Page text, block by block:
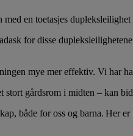
en toetasjes
for disse
mye mer effektiv. Vi har
stort gårdsrom i midten – kan
både for oss og barna. Her